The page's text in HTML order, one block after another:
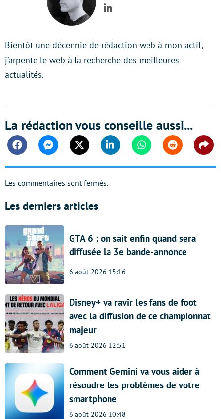
LinkedIn
Bientôt une décennie de rédaction web à mon actif,
j’arpente le web à la recherche des meilleures
actualités.
La rédaction vous conseille aussi...
FacebookMessengerTwitter Linkedin WhatsappReddit
Les commentaires sont fermés.
Les derniers articles
GTA 6 : on sait enfin quand sera
diffusée la 3e bande-annonce
6 août 2026 15:16
Disney+ va ravir les fans de foot
avec la diffusion de ce championnat
majeur
6 août 2026 12:51
Comment Gemini va vous aider à
résoudre les problèmes de votre
smartphone
6 août 2026 10:48